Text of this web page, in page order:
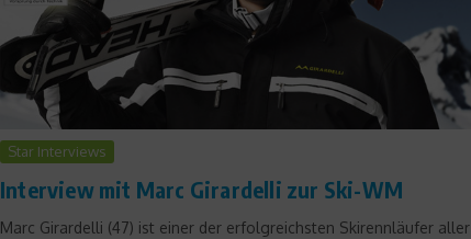
Star Interviews
Interview mit Marc Girardelli zur Ski-WM
Marc Girardelli (47) ist einer der erfolgreichsten Skirennläufer aller